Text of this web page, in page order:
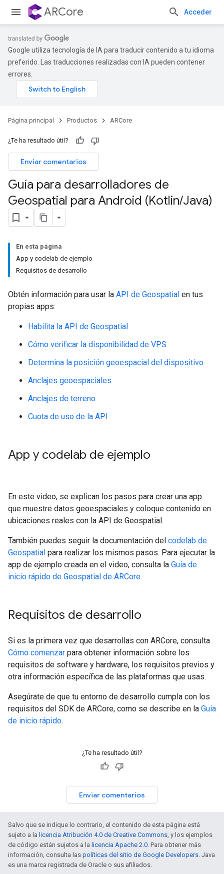
ARCore Acceder
Google utiliza tecnología de IA para traducir contenido a tu idioma
preferido. Las traducciones realizadas con IA pueden contener
errores.
Página principal Productos ARCore
¿Te ha resultado útil?
Enviar comentarios
Guía para desarrolladores de
Geospatial para Android (Kotlin/Java)
En esta página
App y codelab de ejemplo
Requisitos de desarrollo
Obtén información para usar la API de Geospatial en tus
propias apps:
Habilita la API de Geospatial
Cómo verificar la disponibilidad de VPS
Determina la posición geoespacial del dispositivo
Anclajes geoespaciales
Anclajes de terreno
Cuota de uso de la API
App y codelab de ejemplo
En este video, se explican los pasos para crear una app
que muestre datos geoespaciales y coloque contenido en
ubicaciones reales con la API de Geospatial.
También puedes seguir la documentación del codelab de
Geospatial para realizar los mismos pasos. Para ejecutar la
app de ejemplo creada en el video, consulta la Guía de
inicio rápido de Geospatial de ARCore.
Requisitos de desarrollo
Si es la primera vez que desarrollas con ARCore, consulta
Cómo comenzar para obtener información sobre los
requisitos de software y hardware, los requisitos previos y
otra información específica de las plataformas que usas.
Asegúrate de que tu entorno de desarrollo cumpla con los
requisitos del SDK de ARCore, como se describe en la Guía
de inicio rápido.
¿Te ha resultado útil?
Enviar comentarios
Salvo que se indique lo contrario, el contenido de esta página está
sujeto a la licencia Atribución 4.0 de Creative Commons, y los ejemplos
de código están sujetos a la licencia Apache 2.0. Para obtener más
información, consulta las políticas del sitio de Google Developers. Java
es una marca registrada de Oracle o sus afiliados.